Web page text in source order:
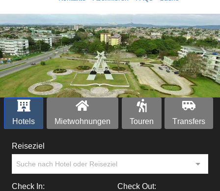
‹ ›
Hotels Mietwohnungen Touren Тransfers
Reiseziel
Suche nach Hotel oder Reiseziel
Check In: Check Out: